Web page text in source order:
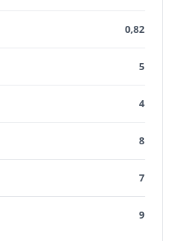
0,82
5
4
8
7
9